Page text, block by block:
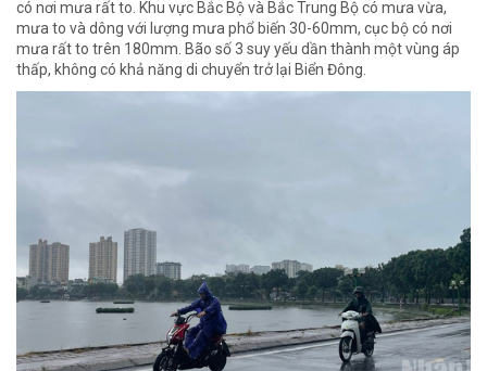
có nơi mưa rất to. Khu vực Bắc Bộ và Bắc Trung Bộ có mưa vừa,
mưa to và dông với lượng mưa phổ biến 30-60mm, cục bộ có nơi
mưa rất to trên 180mm. Bão số 3 suy yếu dần thành một vùng áp
thấp, không có khả năng di chuyển trở lại Biển Đông.